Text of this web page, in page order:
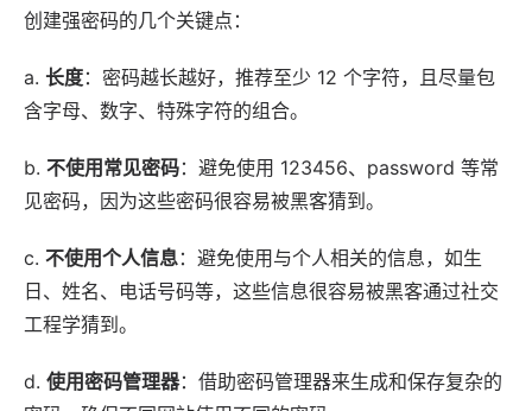
创建强密码的几个关键点：
a. 长度：密码越长越好，推荐至少 12 个字符，且尽量包
含字母、数字、特殊字符的组合。
b. 不使用常见密码：避免使用 123456、password 等常
见密码，因为这些密码很容易被黑客猜到。
c. 不使用个人信息：避免使用与个人相关的信息，如生
日、姓名、电话号码等，这些信息很容易被黑客通过社交
工程学猜到。
d. 使用密码管理器：借助密码管理器来生成和保存复杂的